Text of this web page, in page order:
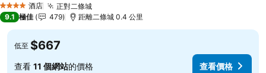
4 星級 酒店 正對二條城查看價格
9.1 極佳 479 距離二條城 0.4 公里
低至 $667
查看 11 個網站的價格 查看價格